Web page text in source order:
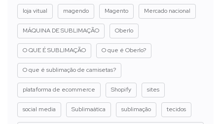
loja vitual magendo Magento Mercado nacional
MÁQUINA DE SUBLIMAÇÃO Oberlo
O QUE É SUBLIMAÇÃO O que é Oberlo?
O que é sublimação de camisetas?
plataforma de ecommerce Shopify sites
social media Sublimaática sublimação tecidos